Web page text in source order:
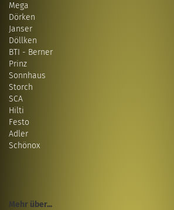
Mega
Dörken
Janser
Döllken
BTI - Berner
Prinz
Sonnhaus
Storch
SCA
Hilti
Festo
Adler
Schönox
Mehr über...